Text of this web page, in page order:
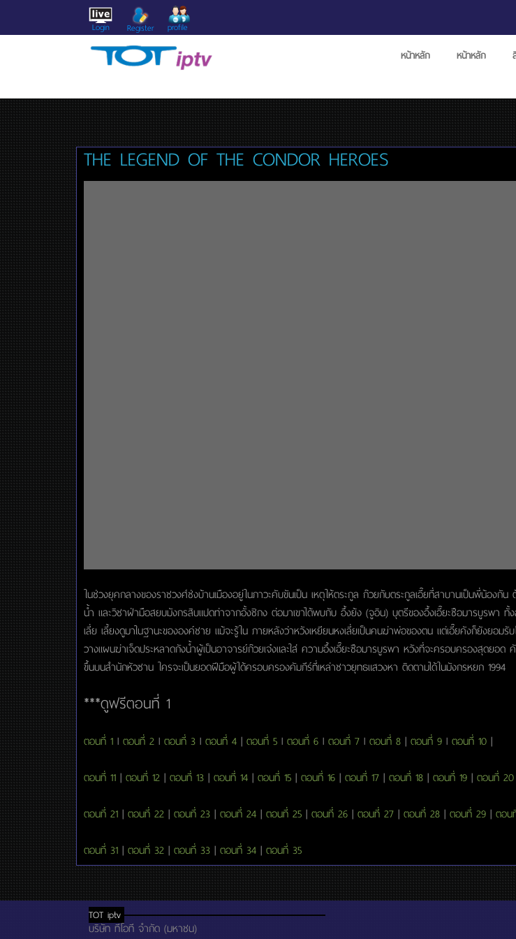
Login Register profile
หน้าหลัก หน้าหลัก
THE LEGEND OF THE CONDOR HEROES
ในช่วงยุคกลางของราชวงศ์ซ่งบ้านเมืองอยู่ในภาวะคับขันเป็น เหตุให้ตระกูล ก๊วยกับตระกูลเอี๊ยที่สาบานเป็นพี่น้อง
น้ำ และวิชาฝ่ามือสยบมังกรสิบแปดท่าจากอั้งชิกง ต่อมาเขาได้พบกับ อึ้งย้ง (จูอิน) บุตรีของอึ้งเอี๊ยะซือมารบูรพา
เลี่ย เลี้ยงดูมาในฐานะขององค์ชาย แม้จะรู้ใน ภายหลังว่าหวังเหยียนหงเลี่ยเป็นคนฆ่าพ่อของตน แต่เอี๊ยคังก็ยังยอม
วางแผนฆ่าเจ็ดประหลาดกังน้ำผู้เป็นอาจารย์ก๊วยเจ๋งและใส่ ความอึ้งเอี๊ยะซือมารบูรพา หวังที่จะครอบครองสุดยอด
ขึ้นบนสำนักหัวซาน ใครจะเป็นยอดฝีมือผู้ได้ครอบครองคัมภีร์ที่เหล่าชาวยุทธแสวงหา ติดตามได้ในมังกรหยก 1994
***ดูฟรีตอนที่ 1
ตอนที่ 1 l ตอนที่ 2 l ตอนที่ 3 l ตอนที่ 4 | ตอนที่ 5 l ตอนที่ 6 l ตอนที่ 7 l ตอนที่ 8 | ตอนที่ 9 l ตอนที่ 10 |
ตอนที่ 11 | ตอนที่ 12 | ตอนที่ 13 | ตอนที่ 14 | ตอนที่ 15 | ตอนที่ 16 | ตอนที่ 17 | ตอนที่ 18 | ตอนที่ 19 | ตอนที่ 20
ตอนที่ 21 | ตอนที่ 22 | ตอนที่ 23 | ตอนที่ 24 | ตอนที่ 25 | ตอนที่ 26 | ตอนที่ 27 | ตอนที่ 28 | ตอนที่ 29 | ตอ
ตอนที่ 31 | ตอนที่ 32 | ตอนที่ 33 | ตอนที่ 34 | ตอนที่ 35
TOT iptv
บริษัท ทีโอที จำกัด (มหาชน)